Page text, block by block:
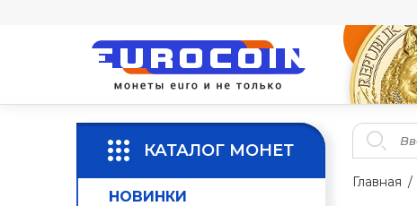
КАТАЛОГ МОНЕТ
НОВИНКИ
Главная